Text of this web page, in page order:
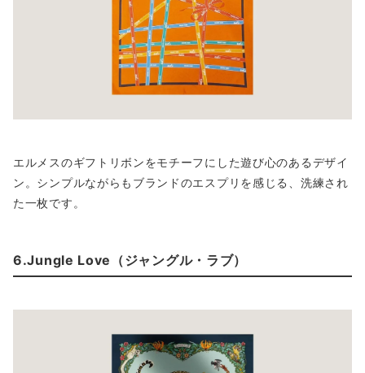
エルメスのギフトリボンをモチーフにした遊び心のあるデザイ
ン。シンプルながらもブランドのエスプリを感じる、洗練され
た一枚です。
6.Jungle Love（ジャングル・ラブ）